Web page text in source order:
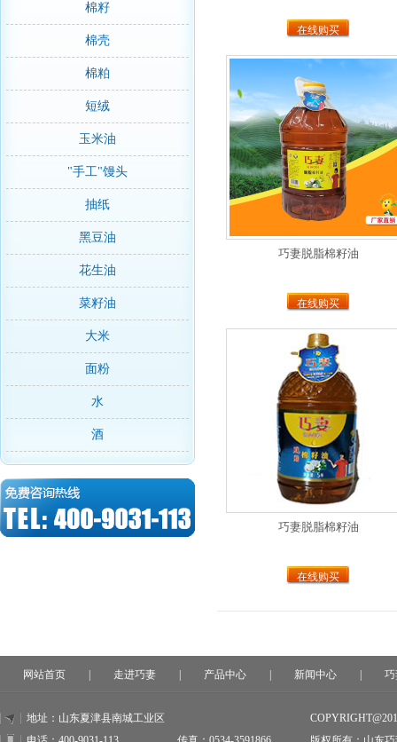
棉籽
棉壳
棉粕
短绒
玉米油
"手工"馒头
抽纸
黑豆油
花生油
菜籽油
大米
面粉
水
酒
在线购买
巧妻脱脂棉籽油
在线购买
巧妻脱脂棉籽油
在线购买
网站首页 走进巧妻 产品中心 新闻中心
地址：山东夏津县南城工业区